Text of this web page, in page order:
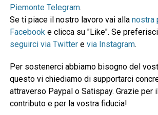
Piemonte Telegram.
Se ti piace il nostro lavoro vai alla nostra
Facebook e clicca su "Like". Se
seguirci via Twittere via Instagram.
Per sostenerci abbiamo bisogno del
questo vi chiediamo di supportarci
attraverso Paypal o Satispay. Grazie per
contributo e per la vostra fiducia!